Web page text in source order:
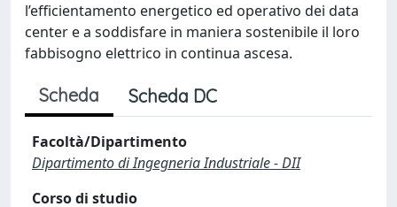
l’efficientamento energetico ed operativo dei data
center e a soddisfare in maniera sostenibile il loro
fabbisogno elettrico in continua ascesa.
Scheda Scheda DC
Facoltà/Dipartimento
Dipartimento di Ingegneria Industriale - DII
Corso di studio